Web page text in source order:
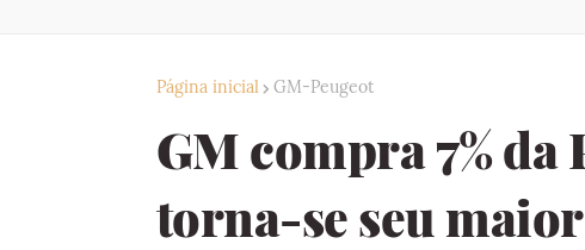
Página inicial GM-Peugeot
GM compra 7%
torna-se seu